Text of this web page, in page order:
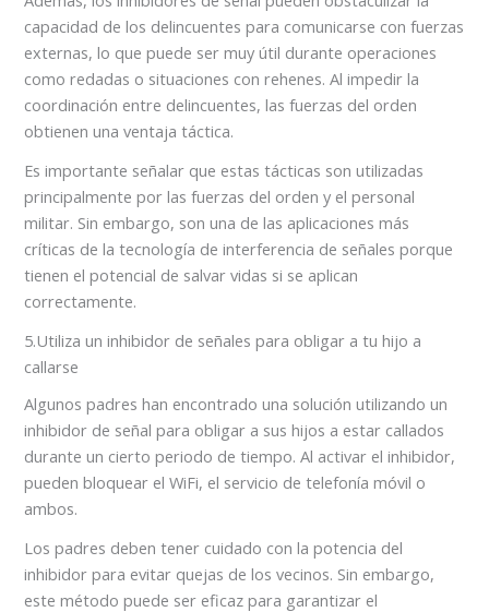
capacidad de los delincuentes para comunicarse con fuerzas
externas, lo que puede ser muy útil durante operaciones
como redadas o situaciones con rehenes. Al impedir la
coordinación entre delincuentes, las fuerzas del orden
obtienen una ventaja táctica.
Es importante señalar que estas tácticas son utilizadas
principalmente por las fuerzas del orden y el personal
militar. Sin embargo, son una de las aplicaciones más
críticas de la tecnología de interferencia de señales porque
tienen el potencial de salvar vidas si se aplican
correctamente.
5.Utiliza un inhibidor de señales para obligar a tu hijo a
callarse
Algunos padres han encontrado una solución utilizando un
inhibidor de señal para obligar a sus hijos a estar callados
durante un cierto periodo de tiempo. Al activar el inhibidor,
pueden bloquear el WiFi, el servicio de telefonía móvil o
ambos.
Los padres deben tener cuidado con la potencia del
inhibidor para evitar quejas de los vecinos. Sin embargo,
este método puede ser eficaz para garantizar el